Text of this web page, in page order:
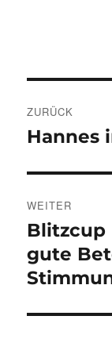
ZURÜCK
Vorheriger
Hannes
WEITER
Nächster
Beitrag:
Blitzcup
gute